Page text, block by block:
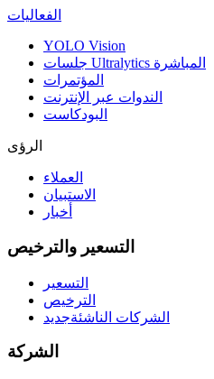
الفعاليات
YOLO Vision
جلسات Ultralytics المباشرة
المؤتمرات
الندوات عبر الإنترنت
البودكاست
الرؤى
العملاء
الاستبيان
أخبار
التسعير والترخيص
التسعير
الترخيص
الشركات الناشئةجديد
الشركة